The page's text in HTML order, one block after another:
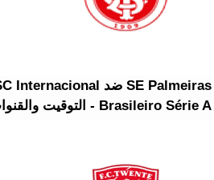
Brasileiro Série A - التوقيت والقنوات 2026-08-09